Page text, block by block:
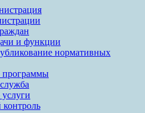
и функции
нормативных